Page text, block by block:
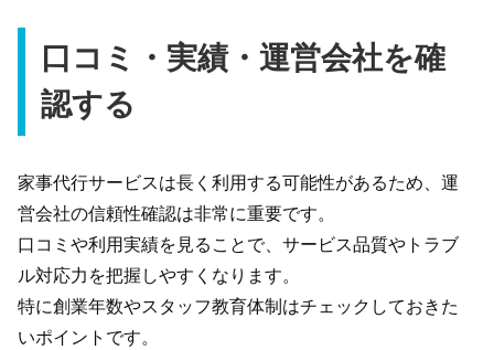
口コミ・実績・運営会社を確
認する
家事代行サービスは長く利用する可能性があるため、運
営会社の信頼性確認は非常に重要です。
口コミや利用実績を見ることで、サービス品質やトラブ
ル対応力を把握しやすくなります。
特に創業年数やスタッフ教育体制はチェックしておきた
いポイントです。